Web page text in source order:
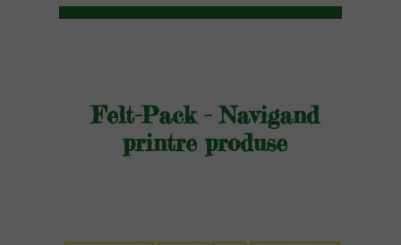
Felt-Pack - Navigand
printre produse